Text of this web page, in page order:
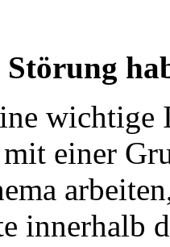
Störung
wichtige
einer
innerhalb